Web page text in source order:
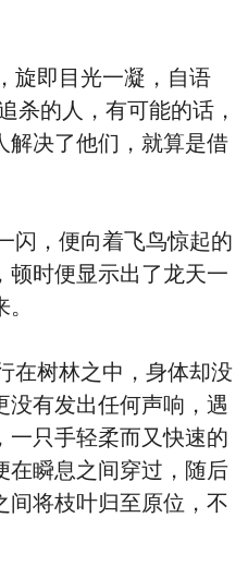
即目光一凝，自语
杀的人，有可能的话，
解决了他们，就算是借
，便向着飞鸟惊起的
顿时便显示出了龙天一
树林之中，身体却没
没有发出任何声响，遇
一只手轻柔而又快速的
在瞬息之间穿过，随后
间将枝叶归至原位，不